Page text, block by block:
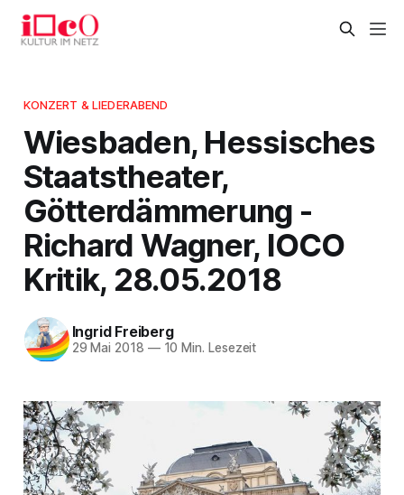
KONZERT & LIEDERABEND
Wiesbaden, Hessisches
Staatstheater,
Götterdämmerung -
Richard Wagner, IOCO
Kritik, 28.05.2018
Ingrid Freiberg
29 Mai 2018 —10 Min. Lesezeit